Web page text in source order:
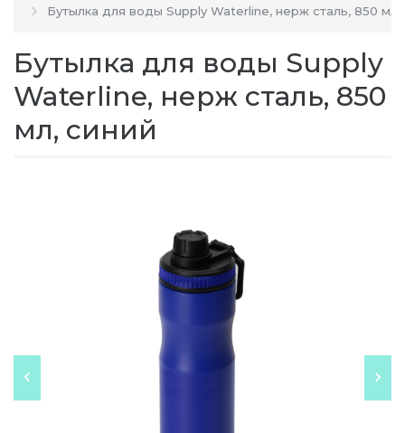
Бутылка для воды Supply Waterline, нерж сталь, 850 мл,
Бутылка для воды Supply
Waterline, нерж сталь, 850
мл, синий